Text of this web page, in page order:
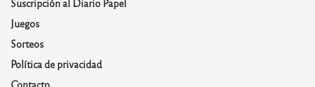
Suscripción al Diario Papel
Juegos
Sorteos
Política de privacidad
Contacto